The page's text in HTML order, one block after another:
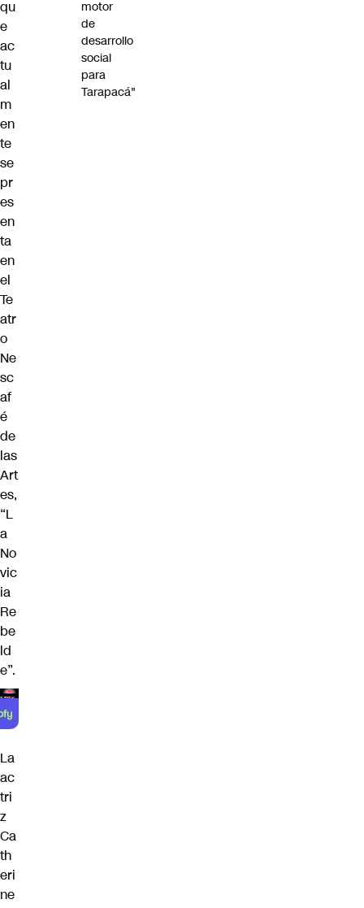
qu
e
ac
tu
al
m
en
te
se
pr
es
en
ta
en
el
Te
atr
o
Ne
sc
af
é
de
las
Art
es,
“L
a
No
vic
ia
Re
be
ld
e”.
La
ac
tri
z
Ca
th
eri
ne
motor
de
desarrollo
social
para
Tarapacá"